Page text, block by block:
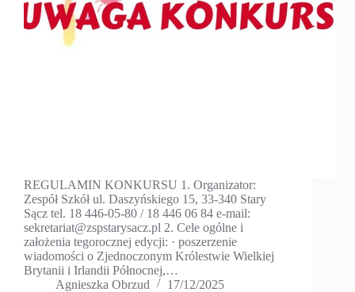
REGULAMIN KONKURSU 1. Organizator:
Zespół Szkół ul. Daszyńskiego 15, 33-340 Stary
Sącz tel. 18 446-05-80 / 18 446 06 84 e-mail:
sekretariat@zspstarysacz.pl 2. Cele ogólne i
założenia tegorocznej edycji: · poszerzenie
wiadomości o Zjednoczonym Królestwie Wielkiej
Brytanii i Irlandii Północnej,…
Agnieszka Obrzud
17/12/2025